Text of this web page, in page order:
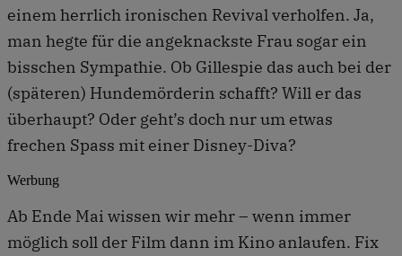
einem herrlich ironischen Revival verholfen. Ja,
man hegte für die angeknackste Frau sogar ein
bisschen Sympathie. Ob Gillespie das auch bei der
(späteren) Hundemörderin schafft? Will er das
überhaupt? Oder geht’s doch nur um etwas
frechen Spass mit einer Disney-Diva?
Werbung
Ab Ende Mai wissen wir mehr – wenn immer
möglich soll der Film dann im Kino anlaufen. Fix